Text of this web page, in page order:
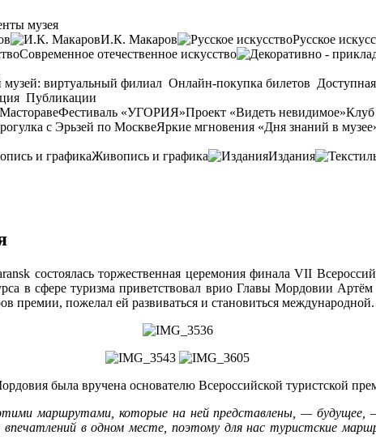
музея
И.К. Макаров Русское
Современное отечественное искусство
музей: виртуальный филиал Онлайн-покупка билетов
Публикации
Фестиваль «УГОРИЯ»Проект «Видеть невидимое»Клуб
с Эрьзей по МосквеЯркие мгновения «Дня знаний в
Живопись и графика Издания
состоялась торжественная церемония финала VII
в сфере туризма приветствовал врио Главы Мордовии
премии, пожелал ей развиваться и становиться международной.
была вручена основателю Всероссийской туристской
маршрутами, которые на ней представлены, — будущее,
в одном месте, поэтому для нас туристские